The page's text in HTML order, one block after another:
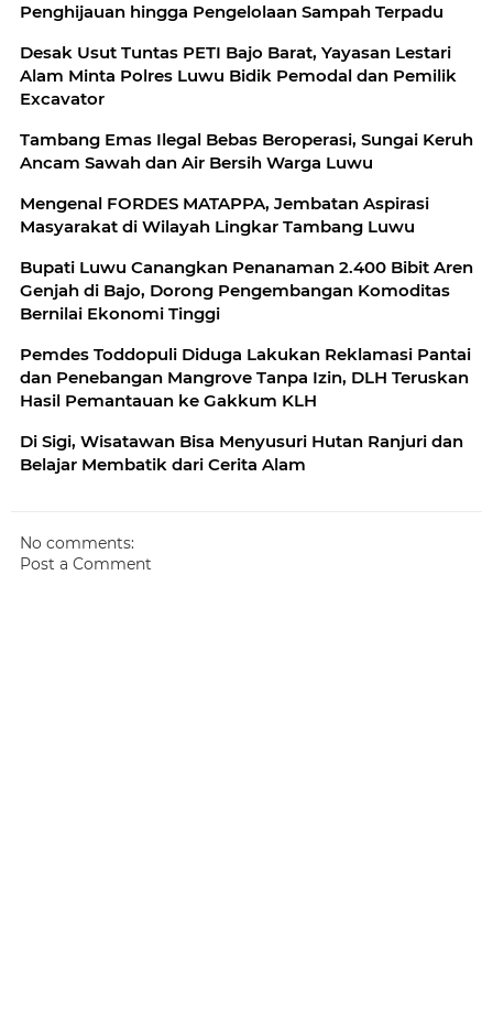
Penghijauan hingga Pengelolaan Sampah Terpadu
Desak Usut Tuntas PETI Bajo Barat, Yayasan Lestari
Alam Minta Polres Luwu Bidik Pemodal dan Pemilik
Excavator
Tambang Emas Ilegal Bebas Beroperasi, Sungai Keruh
Ancam Sawah dan Air Bersih Warga Luwu
Mengenal FORDES MATAPPA, Jembatan Aspirasi
Masyarakat di Wilayah Lingkar Tambang Luwu
Bupati Luwu Canangkan Penanaman 2.400 Bibit Aren
Genjah di Bajo, Dorong Pengembangan Komoditas
Bernilai Ekonomi Tinggi
Pemdes Toddopuli Diduga Lakukan Reklamasi Pantai
dan Penebangan Mangrove Tanpa Izin, DLH Teruskan
Hasil Pemantauan ke Gakkum KLH
Di Sigi, Wisatawan Bisa Menyusuri Hutan Ranjuri dan
Belajar Membatik dari Cerita Alam
No comments:
Post a Comment